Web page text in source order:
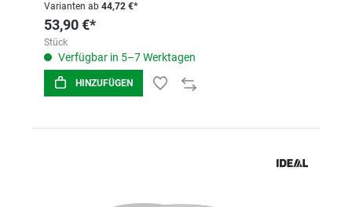
Varianten ab 44,72 €*
53,90 €*
Stück
Verfügbar in 5–7 Werktagen
HINZUFÜGEN